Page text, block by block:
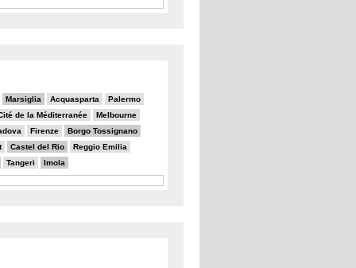
Marsiglia Acquasparta Palermo
de la Méditerranée Melbourne
Firenze Borgo Tossignano
Castel del Rio Reggio Emilia
Tangeri Imola